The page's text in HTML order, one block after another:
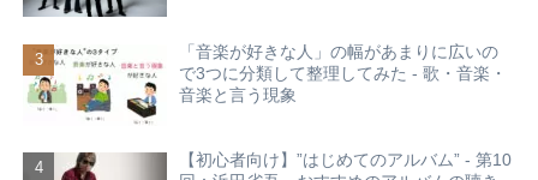
「音楽が好きな人」の幅があまりに広いの
で3つに分類して整理してみた - 歌・音楽・
音楽と言う現象
【初心者向け】”はじめてのアルバム” - 第10